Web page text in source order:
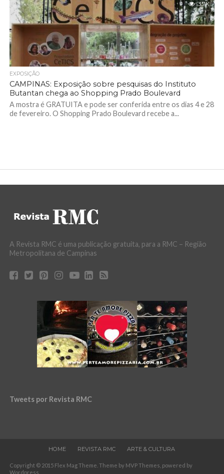
3.7K
EXPOSIÇÃO
CAMPINAS: Exposição sobre pesquisas do Instituto
Butantan chega ao Shopping Prado Boulevard
A mostra é GRATUITA e pode ser conferida entre os dias 4 e 28
de fevereiro. O Shopping Prado Boulevard recebe a...
A Revista RMC é uma publicação gratuita, para a RMC – Região
Metropolitana de Campinas
Tweets por Revista RMC
HOME REVISTA RMC ARTE & CULTURA
Copyright © 2015 Flex Mag Theme. Theme by MVP Themes, powered by
Wordpress.